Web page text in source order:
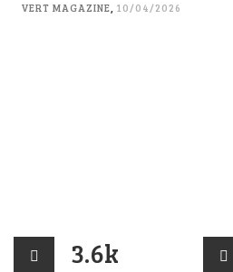
VERT MAGAZINE, 10/04/2026
3.6k